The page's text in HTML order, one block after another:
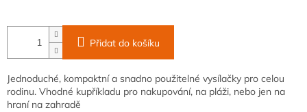
Přidat do košíku
Jednoduché, kompaktní a snadno použitelné vysílačky pro celou
rodinu. Vhodné kupříkladu pro nakupování, na pláži, nebo jen na
hraní na zahradě